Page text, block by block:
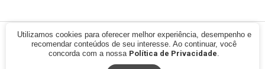
© 2021 - FUJISOM. CNPJ: 08.683.782/0001-12. Todos os direitos
reservados.
Utilizamos cookies para oferecer melhor experiência, desempenho e
recomendar conteúdos de seu interesse. Ao continuar, você
concorda com a nossa Política de Privacidade.